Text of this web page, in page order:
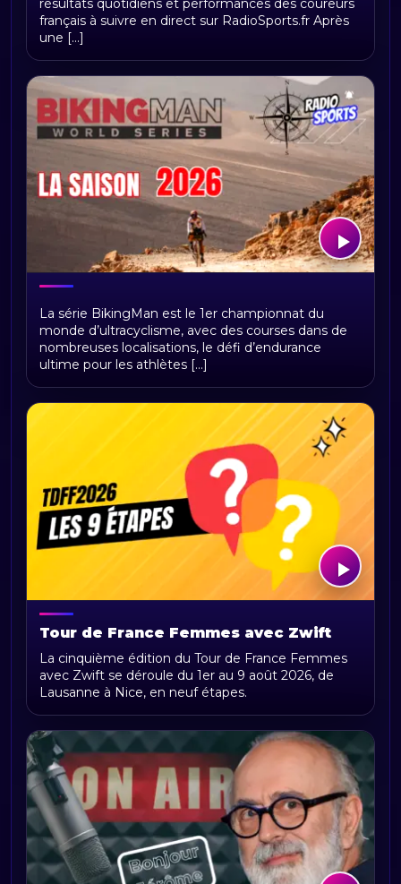
résultats quotidiens et performances des coureurs
français à suivre en direct sur RadioSports.fr Après
une [...]
BikingMan Direct : toute la saison 2026
du championnat du monde
d'ultracyclisme sur Radio Sports
La série BikingMan est le 1er championnat du
monde d’ultracyclisme, avec des courses dans de
nombreuses localisations, le défi d’endurance
ultime pour les athlètes [...]
Tour de France Femmes avec Zwift
2026 : parcours, étapes, calendrier et
actualités
La cinquième édition du Tour de France Femmes
avec Zwift se déroule du 1er au 9 août 2026, de
Lausanne à Nice, en neuf étapes.